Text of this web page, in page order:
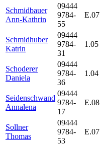
Schmidbauer
Ann-Kathrin
09444
9784-
55
E.07
Schmidhuber
Katrin
09444
9784-
31
1.05
Schoderer
Daniela
09444
9784-
36
1.04
Seidenschwand
Annalena
09444
9784-
17
E.08
Sollner
Thomas
09444
9784-
53
E.07